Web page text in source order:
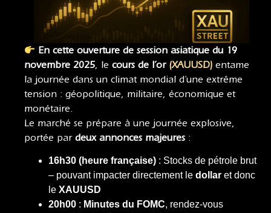
En cette ouverture de session asiatique du 19
novembre 2025, le cours de l’or (XAUUSD) entame
la journée dans un climat mondial d’une extrême
tension : géopolitique, militaire, économique et
monétaire.
Le marché se prépare à une journée explosive,
portée par deux annonces majeures :
16h30 (heure française) : Stocks de pétrole brut
– pouvant impacter directement le dollar et donc
le XAUUSD
20h00 : Minutes du FOMC, rendez-vous